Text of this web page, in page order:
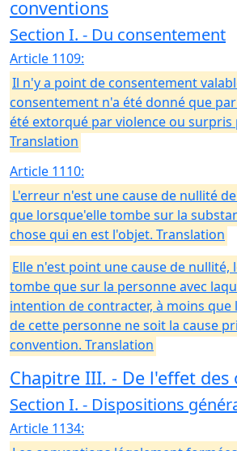
conventions
Section I. - Du consentement
Article 1109:
Il n'y a point de consentement
consentement n'a été donné que
été extorqué par violence ou surpris
Translation
Article 1110:
L'erreur n'est une cause de nullité
que lorsque'elle tombe sur la
chose qui en est l'objet. Translation
Elle n'est point une cause de nullité,
tombe que sur la personne avec
intention de contracter, à moins que
de cette personne ne soit la cause
convention. Translation
Chapitre III. - De l'effet
Section I. - Dispositions
Article 1134: